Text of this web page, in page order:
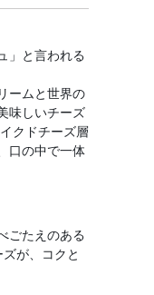
」と言われる
ームと世界の
味しいチーズ
クドチーズ層
口の中で一体
ごたえのある
が、コクと